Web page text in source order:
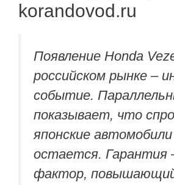
korandovod.ru
Появление Honda
российском рынке –
событие.
показывает, что
японские автомобили
остается. Гарантия
фактор,